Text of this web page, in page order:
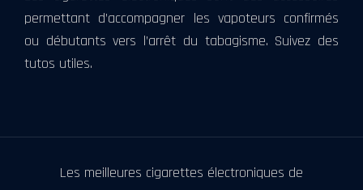
permettant d’accompagner les vapoteurs confirmés
ou débutants vers l’arrêt du tabagisme. Suivez des
tutos utiles.
Les meilleures cigarettes électroniques de